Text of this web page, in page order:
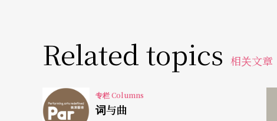
是空间系统，就会让文字意义、声音，甚至演员
也会影响，乾坐著读剧，或是拉一个假走位，
其他部分的想像，例如空间。或许有人认为至少
森林荒野，又不是育幼院或心理辅导室，演员如
Related topics 相关文章
专栏 Columns
词与曲